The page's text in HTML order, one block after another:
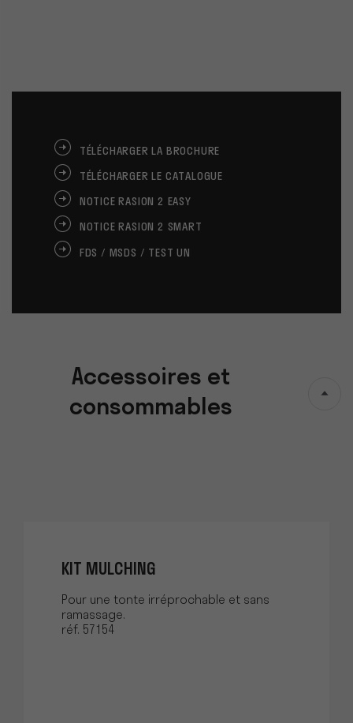
TÉLÉCHARGER LA BROCHURE
TÉLÉCHARGER LE CATALOGUE
NOTICE RASION 2 EASY
NOTICE RASION 2 SMART
FDS / MSDS / TEST UN
Accessoires et
consommables
KIT MULCHING
Pour une tonte irréprochable et sans
ramassage.
réf. 57154